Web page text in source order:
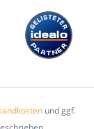
und ggf.